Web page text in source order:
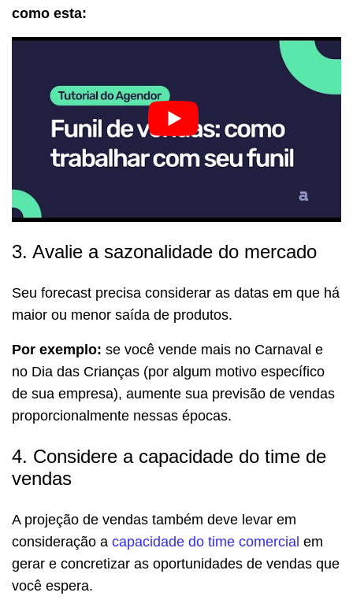
como esta:
3. Avalie a sazonalidade do mercado
Seu forecast precisa considerar as datas em que há
maior ou menor saída de produtos.
Por exemplo: se você vende mais no Carnaval e
no Dia das Crianças (por algum motivo específico
de sua empresa), aumente sua previsão de vendas
proporcionalmente nessas épocas.
4. Considere a capacidade do time de
vendas
A projeção de vendas também deve levar em
consideração a capacidade do time comercial em
gerar e concretizar as oportunidades de vendas que
você espera.